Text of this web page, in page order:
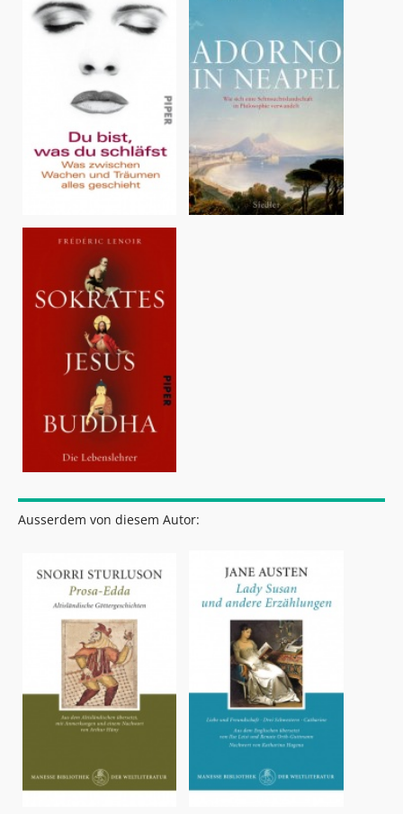
Ausserdem von diesem Autor: